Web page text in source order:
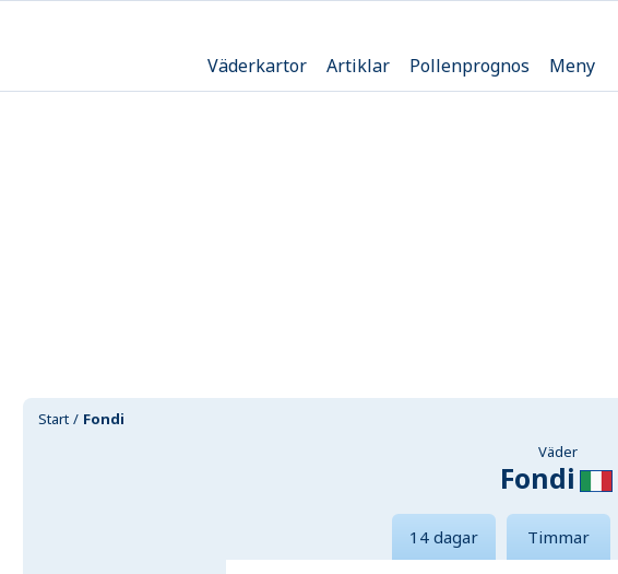
Väderkartor Artiklar Pollenprognos Meny
Start Fondi
Väder
Fondi
14 dagar Timmar